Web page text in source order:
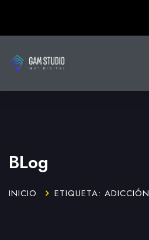
BLog
INICIO ETIQUETA: ADICCIÓN